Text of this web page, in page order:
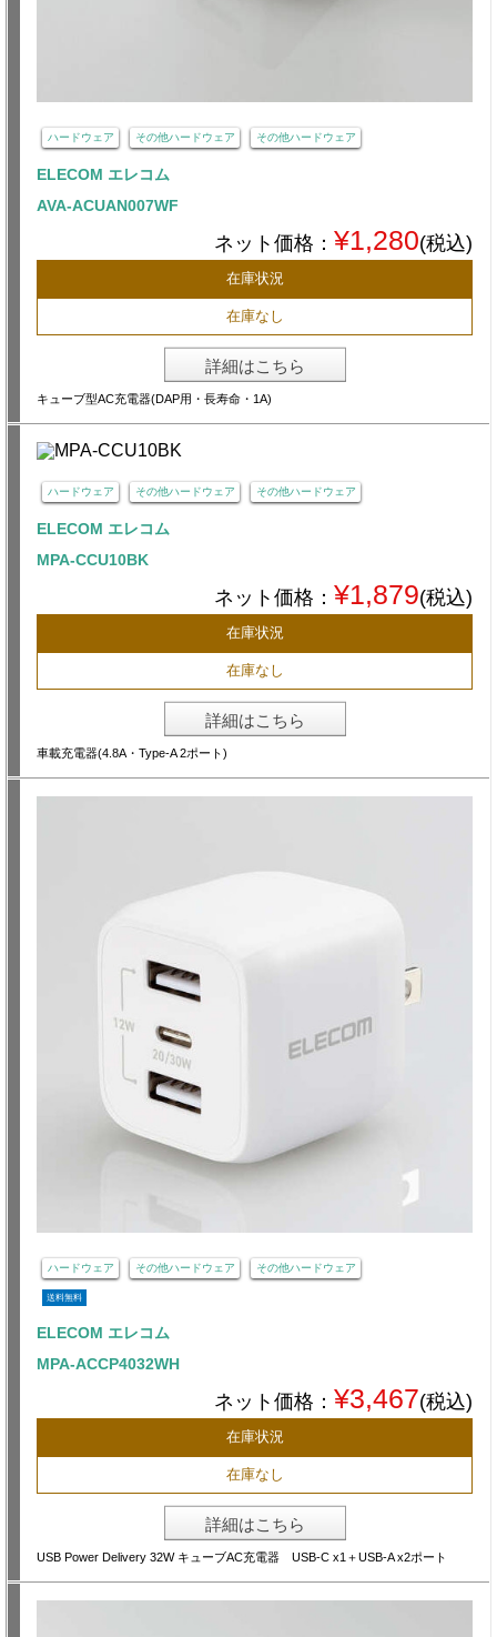
ハードウェア その他ハードウェア その他ハードウェア
ELECOM エレコム
AVA-ACUAN007WF
ネット価格： ¥1,280(税込)
在庫状況
在庫なし
詳細はこちら
キューブ型AC充電器(DAP用・長寿命・1A)
ハードウェア その他ハードウェア その他ハードウェア
ELECOM エレコム
MPA-CCU10BK
ネット価格： ¥1,879(税込)
在庫状況
在庫なし
詳細はこちら
車載充電器(4.8A・Type-A 2ポート)
ハードウェア その他ハードウェア その他ハードウェア
送料無料
ELECOM エレコム
MPA-ACCP4032WH
ネット価格： ¥3,467(税込)
在庫状況
在庫なし
詳細はこちら
USB Power Delivery 32W キューブAC充電器 USB-C x1＋USB-A x2ポート